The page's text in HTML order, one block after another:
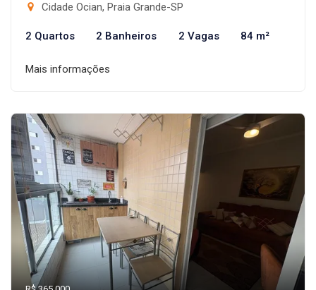
Cidade Ocian, Praia Grande-SP
2 Quartos 2 Banheiros 2 Vagas 84 m²
Mais informações